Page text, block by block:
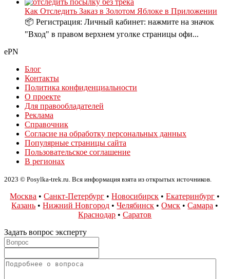
Как Отследить Заказ в Золотом Яблоке в Приложении
📦 Регистрация: Личный кабинет: нажмите на значок
"Вход" в правом верхнем уголке страницы офи...
ePN
Блог
Контакты
Политика конфиденциальности
О проекте
Для правообладателей
Реклама
Справочник
Согласие на обработку персональных данных
Популярные страницы сайта
Пользовательское соглашение
В регионах
2023 © Posylka-trek.ru. Вся информация взята из открытых источников.
Москва •Санкт-Петербург •Новосибирск •Екатеринбург •
Казань •Нижний Новгород •Челябинск •Омск •Самара •
Краснодар •Саратов
Задать вопрос эксперту